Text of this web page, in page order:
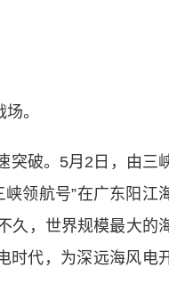
。
破。5月2日，由三
领航号”在广东阳江
久，世界规模最大的
时代，为深远海风电